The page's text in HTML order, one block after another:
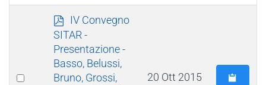
Select
p
d
f
IV Convegno
SITAR -
Presentazione -
Basso, Belussi,
Bruno, Grossi,
20 Ott 2015